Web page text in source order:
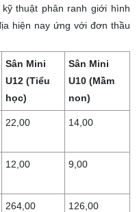
thuật phân ranh giới hình
hiện nay ứng với đơn thầu
Sân Mini
U12 (Tiểu
học)
Sân Mini
U10 (Mầm
non)
22,00 14,00
12,00 9,00
264,00 126,00